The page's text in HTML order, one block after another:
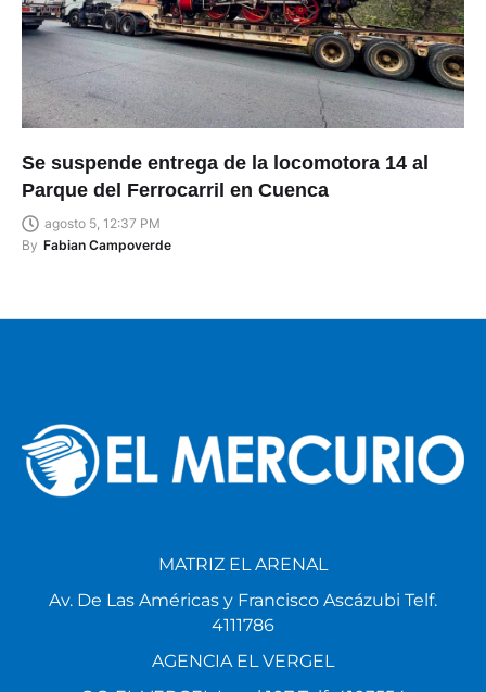
Se suspende entrega de la locomotora 14 al
Parque del Ferrocarril en Cuenca
agosto 5, 12:37 PM
By
Fabian Campoverde
Av. De Las Américas y Francisco Ascázubi Telf.
4111786
AGENCIA EL VERGEL
C.C. EL VERGEL Local 107 Telf. 4103554